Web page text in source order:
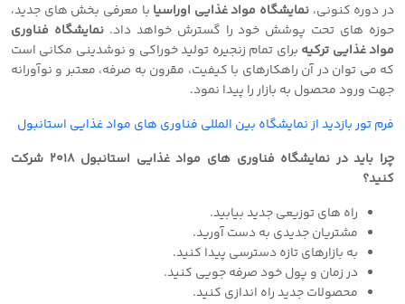
در دوره کنونی، نمایشگاه مواد غذایی اوراسیا با معرفی بخش های جدید،
حوزه های تحت پوشش خود را گسترش خواهد داد.نمایشگاه فناوری
مواد غذایی ترکیه برای تمام زنجیره تولید خوراکی و نوشدینی مکانی است
که می توان در آن راهکارهای با کیفیت، مقرون به صرفه، معتبر و نوآورانه
جهت ورود محصول به بازار را پیدا نمود.
فرم تور بازدید از نمایشگاه بین المللی فناوری های مواد غذایی استانبول
چرا باید در نمایشگاه فناوری های مواد غذایی استانبول ٢٠١٨ شرکت
کنید؟
راه های توزیعی جدید بیابید.
مشتریان جدیدی به دست آورید.
به بازارهای تازه دسترسی پیدا کنید.
در زمان و پول خود صرفه جویی کنید.
محصولات جدید راه اندازی کنید.